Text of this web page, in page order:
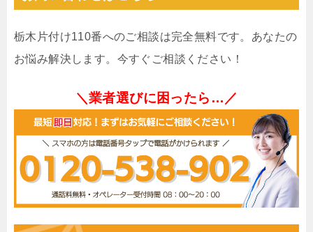
栃木片付け110番へのご相談は完全無料です。あなたの
お悩み解決します。今すぐご相談ください！
＼業者選びに困ったら…／